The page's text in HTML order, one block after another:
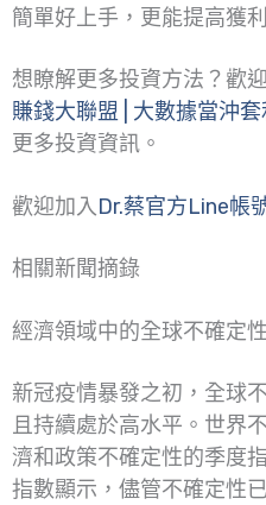
簡單好上手，更能提高獲
想瞭解更多投資方法？歡
賺錢大聯盟 | 大數據當沖
更多投資資訊。
歡迎加入Dr.蔡官方Line帳
相關新聞摘錄
經濟領域中的全球不確定性
新冠疫情暴發之初，全球
且持續處於高水平。世界
濟和政策不確定性的季度
指數顯示，儘管不確定性